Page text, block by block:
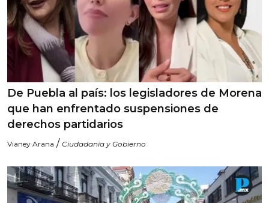
De Puebla al país: los legisladores de Morena
que han enfrentado suspensiones de
derechos partidarios
Vianey Arana / Ciudadanía y Gobierno